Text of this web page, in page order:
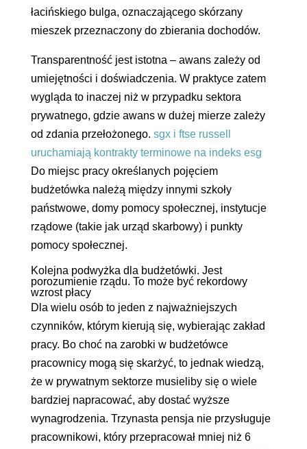
łacińskiego bulga, oznaczającego skórzany
mieszek przeznaczony do zbierania dochodów.
Transparentność jest istotna – awans zależy od
umiejętności i doświadczenia. W praktyce zatem
wygląda to inaczej niż w przypadku sektora
prywatnego, gdzie awans w dużej mierze zależy
od zdania przełożonego. sgx i ftse russell
uruchamiają kontrakty terminowe na indeks esg
Do miejsc pracy określanych pojęciem
budżetówka należą między innymi szkoły
państwowe, domy pomocy społecznej, instytucje
rządowe (takie jak urząd skarbowy) i punkty
pomocy społecznej.
Kolejna podwyżka dla budżetówki. Jest
porozumienie rządu. To może być rekordowy
wzrost płacy
Dla wielu osób to jeden z najważniejszych
czynników, którym kierują się, wybierając zakład
pracy. Bo choć na zarobki w budżetówce
pracownicy mogą się skarżyć, to jednak wiedzą,
że w prywatnym sektorze musieliby się o wiele
bardziej napracować, aby dostać wyższe
wynagrodzenia. Trzynasta pensja nie przysługuje
pracownikowi, który przepracował mniej niż 6